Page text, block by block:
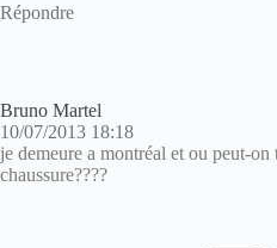
Répondre
Bruno Martel
10/07/2013 18:18
je demeure a montréal et ou peut-on
chaussure????